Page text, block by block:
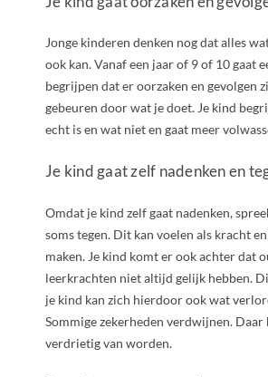
Jonge kinderen denken nog dat alles
ook kan. Vanaf een jaar of 9 of 10 gaat
begrijpen dat er oorzaken en gevolgen
gebeuren door wat je doet. Je kind
echt is en wat niet en gaat meer
Je kind gaat zelf nadenken en
Omdat je kind zelf gaat nadenken,
soms tegen. Dit kan voelen als kracht
maken. Je kind komt er ook achter dat
leerkrachten niet altijd gelijk hebben.
je kind kan zich hierdoor ook wat
Sommige zekerheden verdwijnen. Daar
verdrietig van worden.